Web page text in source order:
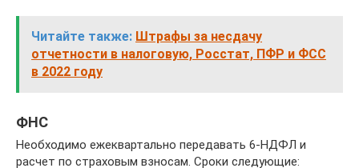
Читайте также: Штрафы за несдачу
отчетности в налоговую, Росстат, ПФР и ФСС
в 2022 году
ФНС
Необходимо ежеквартально передавать 6-НДФЛ и
расчет по страховым взносам. Сроки следующие: